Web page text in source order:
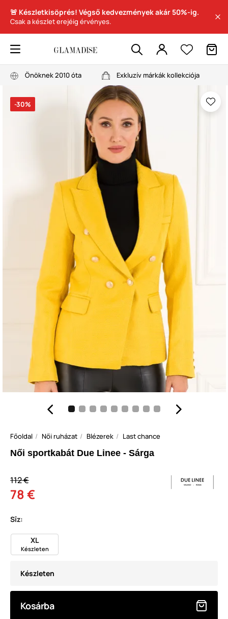
🚨 Készletkisöprés! Végső kedvezmények akár 50%-ig.
Csak a készlet erejéig érvényes.
Önöknek 2010 óta Exkluzív márkák kollekciója
-30%
Főoldal Női ruházat Blézerek Last chance
Női sportkabát Due Linee - Sárga
112 €
78 €
Sīz:
XL
Készleten
Készleten
Kosárba